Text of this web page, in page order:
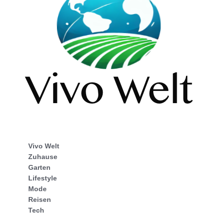
Vivo Welt
Zuhause
Garten
Lifestyle
Mode
Reisen
Tech